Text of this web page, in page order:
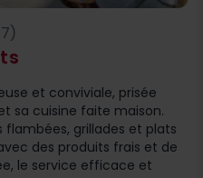
et conviviale, prisée
sa cuisine faite maison.
flambées, grillades et plats
des produits frais et de
le service efficace et